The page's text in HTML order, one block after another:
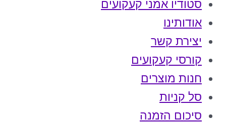
סטודיו אמני קעקועים
אודותינו
יצירת קשר
קורסי קעקועים
חנות מוצרים
סל קניות
סיכום הזמנה